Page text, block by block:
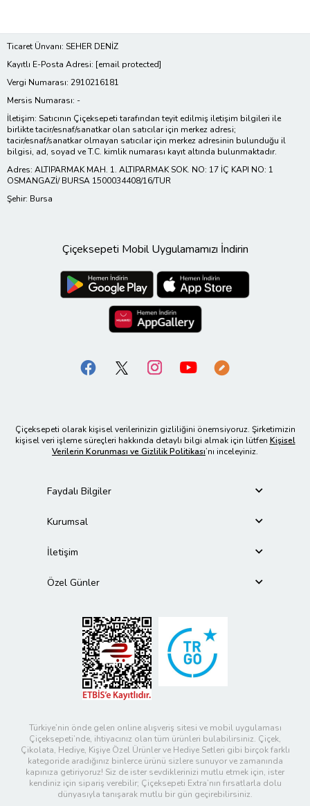
Ticaret Ünvanı: SEHER DENİZ
Kayıtlı E-Posta Adresi: [email protected]
Vergi Numarası: 2910216181
Mersis Numarası: -
İletişim: Satıcının Çiçeksepeti tarafından teyit edilmiş iletişim bilgileri ile
birlikte tacir/esnaf/sanatkar olan satıcılar için merkez adresi;
tacir/esnaf/sanatkar olmayan satıcılar için merkez adresinin bulunduğu il
bilgisi, ad, soyad ve T.C. kimlik numarası kayıt altında bulunmaktadır.
Adres: ALTIPARMAK MAH. 1. ALTIPARMAK SOK. NO: 17 İÇ KAPI NO: 1
OSMANGAZİ/ BURSA 1500034408/16/TUR
Şehir: Bursa
Çiçeksepeti Mobil Uygulamamızı İndirin
Çiçeksepeti olarak kişisel verilerinizin gizliliğini önemsiyoruz. Şirketimizin
kişisel veri işleme süreçleri hakkında detaylı bilgi almak için lütfen Kişisel
Verilerin Korunması ve Gizlilik Politikası’nı inceleyiniz.
Faydalı Bilgiler
Kurumsal
İletişim
Özel Günler
Türkiye’nin önde gelen online alışveriş sitesi ve mobil uygulaması
Çiçeksepeti’nde, ihtiyacınız olan tüm ürünleri bulabilirsiniz. Çiçek,
Çikolata, Hediye, Kişiye Özel Ürünler ve Hediye Setleri gibi birçok farklı
kategoride aradığınız binlerce ürünü sizlere sunuyor ve zamanında
kapınıza getiriyoruz! Siz de ister sevdiklerinizi mutlu etmek için, ister
kendiniz için sipariş verebilir; Çiçeksepeti Extra’nın fırsatlarla dolu
dünyasıyla tanışarak mutlu bir gün geçirebilirsiniz.